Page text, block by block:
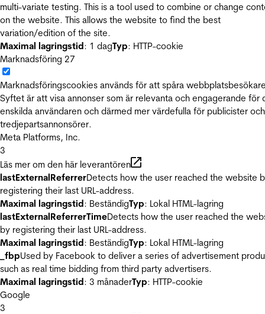
multi-variate testing. This is a tool used to combine or change
on the website. This allows the website to find the best
variation/edition of the site.
Maximal lagringstid: 1 dagTyp: HTTP-cookie
Marknadsföring 27
Marknadsföringscookies används för att spåra
Syftet är att visa annonser som är relevanta och engagerande för
enskilda användaren och därmed mer värdefulla för publicister och
tredjepartsannonsörer.
Meta Platforms, Inc.
3
Läs mer om den här leverantören
lastExternalReferrerDetects how the user reached the website
registering their last URL-address.
Maximal lagringstid: BeständigTyp: Lokal HTML-lagring
lastExternalReferrerTimeDetects how the user reached the
by registering their last URL-address.
Maximal lagringstid: BeständigTyp: Lokal HTML-lagring
_fbpUsed by Facebook to deliver a series of advertisement
such as real time bidding from third party advertisers.
Maximal lagringstid: 3 månaderTyp: HTTP-cookie
Google
3